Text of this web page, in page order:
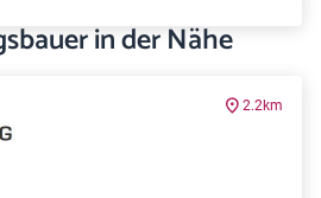
in der Nähe
2.2km